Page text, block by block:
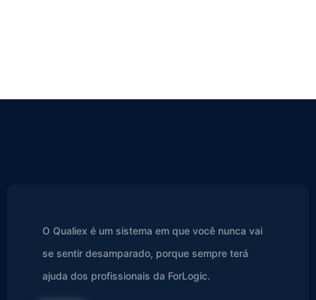
O Qualiex é um sistema em que você nunca vai
se sentir desamparado, porque sempre terá
ajuda dos profissionais da ForLogic.